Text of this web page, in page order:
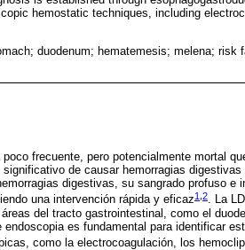
hemostatic techniques, including
duodenum; hematemesis; melena; risk
frecuente, pero potencialmente mortal
de causar hemorragias
digestivas, su sangrado profuso e
una intervención rápida y eficaz1 2. La
del tracto gastrointestinal, como el
es fundamental para identificar
como la electrocoagulación, los